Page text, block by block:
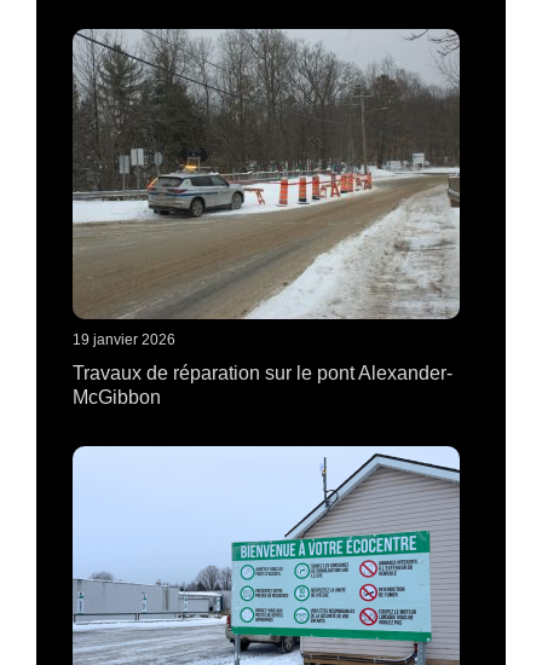
19 janvier 2026
Travaux de réparation sur le pont Alexander-
McGibbon